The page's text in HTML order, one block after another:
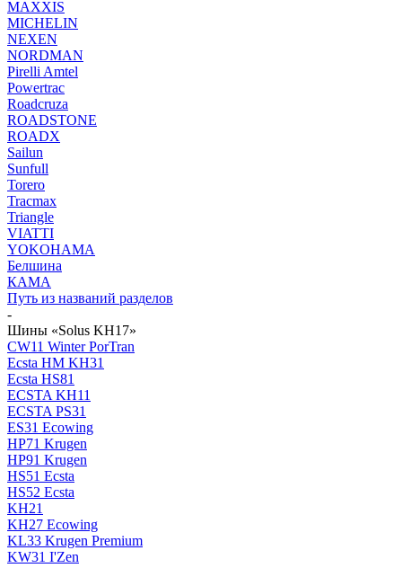
MAXXIS
MICHELIN
NEXEN
NORDMAN
Pirelli Amtel
Powertrac
Roadcruza
ROADSTONE
ROADX
Sailun
Sunfull
Torero
Tracmax
Triangle
VIATTI
YOKOHAMA
Белшина
КАМА
Путь из названий разделов
-
Шины «Solus KH17»
CW11 Winter PorTran
Ecsta HM KH31
Ecsta HS81
ECSTA KH11
ECSTA PS31
ES31 Ecowing
HP71 Krugen
HP91 Krugen
HS51 Ecsta
HS52 Ecsta
KH21
KH27 Ecowing
KL33 Krugen Premium
KW31 I'Zen